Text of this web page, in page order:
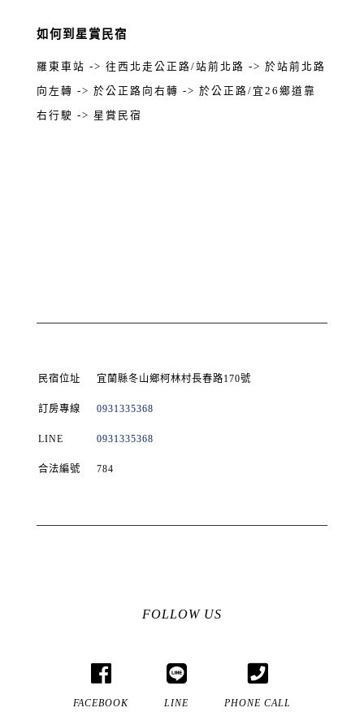
如何到星賞民宿
羅東車站 -> 往西北走公正路/站前北路 -> 於站前北路
向左轉 -> 於公正路向右轉 -> 於公正路/宜26鄉道靠
右行駛 -> 星賞民宿
民宿位址 宜蘭縣冬山鄉柯林村長春路170號
訂房專線 0931335368
LINE 0931335368
合法編號 784
FOLLOW US
FACEBOOK LINE PHONE CALL